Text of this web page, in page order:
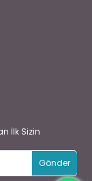
İlk Sizin
Gönder